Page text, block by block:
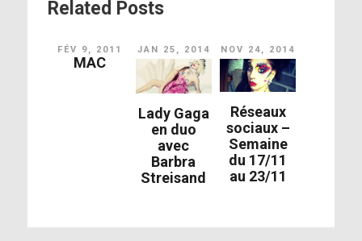
Related Posts
FÉV 9, 2011
MAC
JAN 25, 2014
Lady Gaga
en duo
avec
Barbra
Streisand
NOV 24, 2014
Réseaux
sociaux –
Semaine
du 17/11
au 23/11